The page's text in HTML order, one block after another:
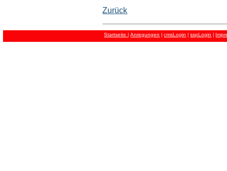
Zurück
Startseite |Anregungen |cmsLogin |sspLogin